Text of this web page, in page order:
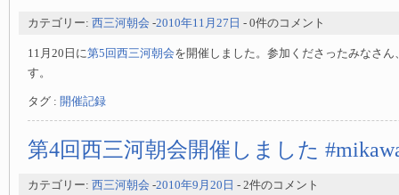
カテゴリー: 西三河朝会 -2010年11月27日 - 0件のコメント
11月20日に第5回西三河朝会を開催しました。参加くださったみなさ
す。
タグ : 開催記録
第4回西三河朝会開催しました
カテゴリー: 西三河朝会 -2010年9月20日 - 2件のコメント